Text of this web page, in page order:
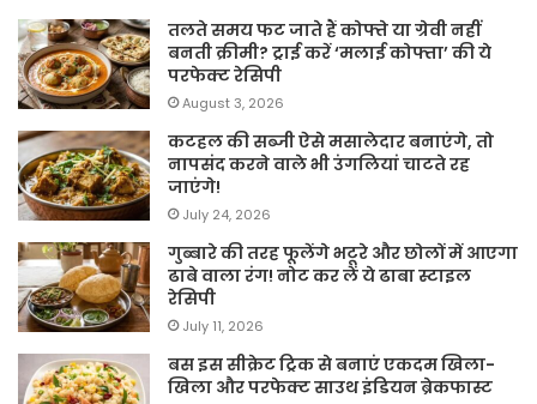
तलते समय फट जाते हैं कोफ्ते या ग्रेवी नहीं
बनती क्रीमी? ट्राई करें ‘मलाई कोफ्ता’ की ये
परफेक्ट रेसिपी
August 3, 2026
कटहल की सब्जी ऐसे मसालेदार बनाएंगे, तो
नापसंद करने वाले भी उंगलियां चाटते रह
जाएंगे!
July 24, 2026
गुब्बारे की तरह फूलेंगे भटूरे और छोलों में आएगा
ढाबे वाला रंग! नोट कर लें ये ढाबा स्टाइल
रेसिपी
July 11, 2026
बस इस सीक्रेट ट्रिक से बनाएं एकदम खिला-
खिला और परफेक्ट साउथ इंडियन ब्रेकफास्ट